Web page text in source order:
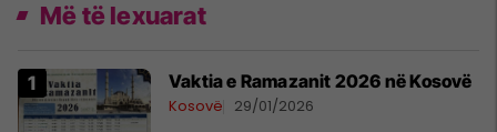
Më të lexuarat
Vaktia e Ramazanit 2026 në Kosovë
Kosovë 29/01/2026